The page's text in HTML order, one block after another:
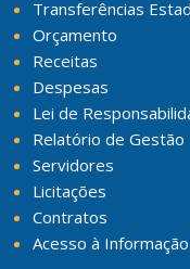
Transferências
Orçamento
Receitas
Despesas
Lei de
Relatório de Gestão
Servidores
Licitações
Contratos
Acesso à Informação